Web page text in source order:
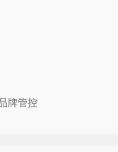
牌管控